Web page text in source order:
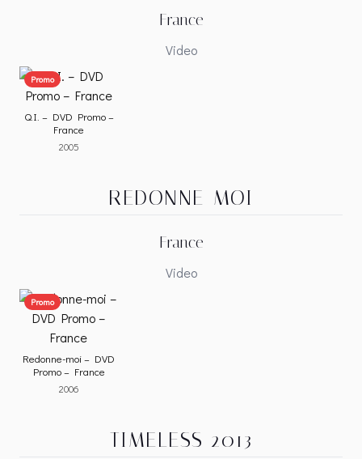
France
Video
Promo
Q.I. – DVD Promo –
France
2005
REDONNE-MOI
France
Video
Promo
Redonne-moi – DVD
Promo – France
2006
TIMELESS 2013